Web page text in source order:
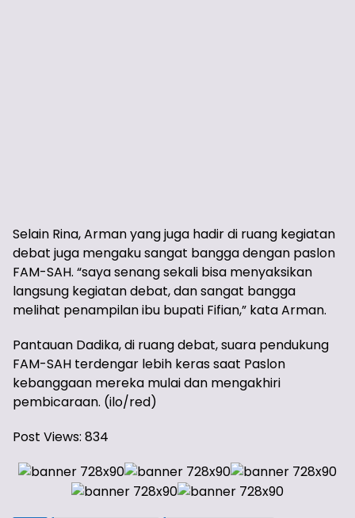
Selain Rina, Arman yang juga hadir di ruang kegiatan
debat juga mengaku sangat bangga dengan paslon
FAM-SAH. “saya senang sekali bisa menyaksikan
langsung kegiatan debat, dan sangat bangga
melihat penampilan ibu bupati Fifian,” kata Arman.
Pantauan Dadika, di ruang debat, suara pendukung
FAM-SAH terdengar lebih keras saat Paslon
kebanggaan mereka mulai dan mengakhiri
pembicaraan. (ilo/red)
Post Views: 834